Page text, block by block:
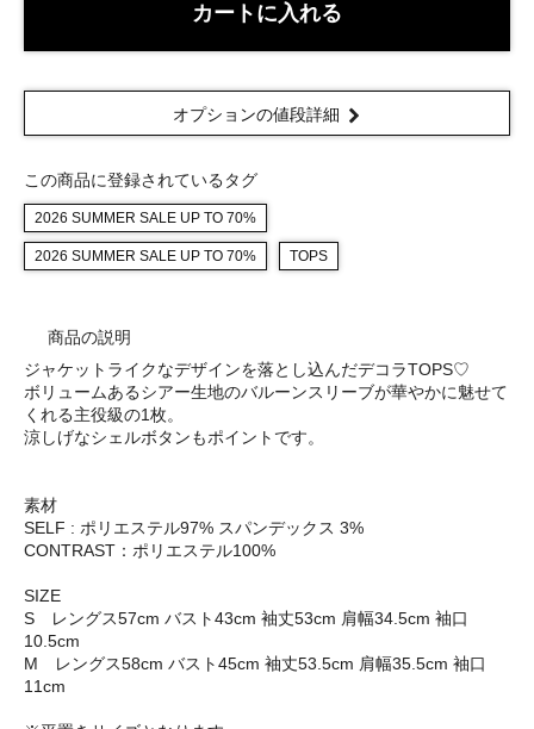
カートに入れる
オプションの値段詳細
この商品に登録されているタグ
2026 SUMMER SALE UP TO 70%
2026 SUMMER SALE UP TO 70% TOPS
商品の説明
ジャケットライクなデザインを落とし込んだデコラTOPS♡
ボリュームあるシアー生地のバルーンスリーブが華やかに魅せて
くれる主役級の1枚。
涼しげなシェルボタンもポイントです。
素材
SELF : ポリエステル97% スパンデックス 3%
CONTRAST：ポリエステル100%
SIZE
S レングス57cm バスト43cm 袖丈53cm 肩幅34.5cm 袖口
10.5cm
M レングス58cm バスト45cm 袖丈53.5cm 肩幅35.5cm 袖口
11cm